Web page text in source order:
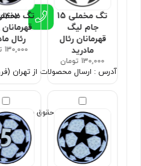
تگ مخملی 15
جام لیگ
قهرمانان رئال
مادرید
130,000 تومان
تگ
رئال
130,000 تومان
آدرس : ارسال محصولات از تهران
تمامی حقوق برای